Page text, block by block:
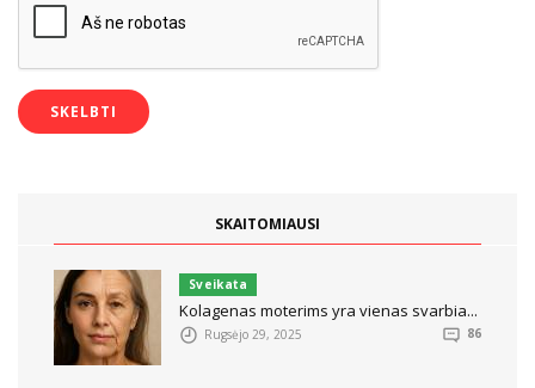
SKAITOMIAUSI
Sveikata
Kolagenas moterims yra vienas svarbia...
Rugsėjo 29, 2025 86